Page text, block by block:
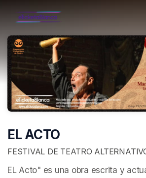
EL ACTO
FESTIVAL DE TEATRO
EL Acto" es una obra escrita y